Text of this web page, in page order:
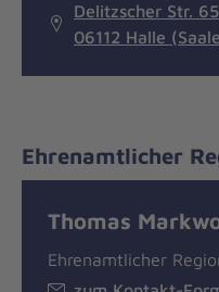
Delitzscher Str. 65
06112 Halle
Ehrenamtlicher
Thomas
Ehrenamtlicher